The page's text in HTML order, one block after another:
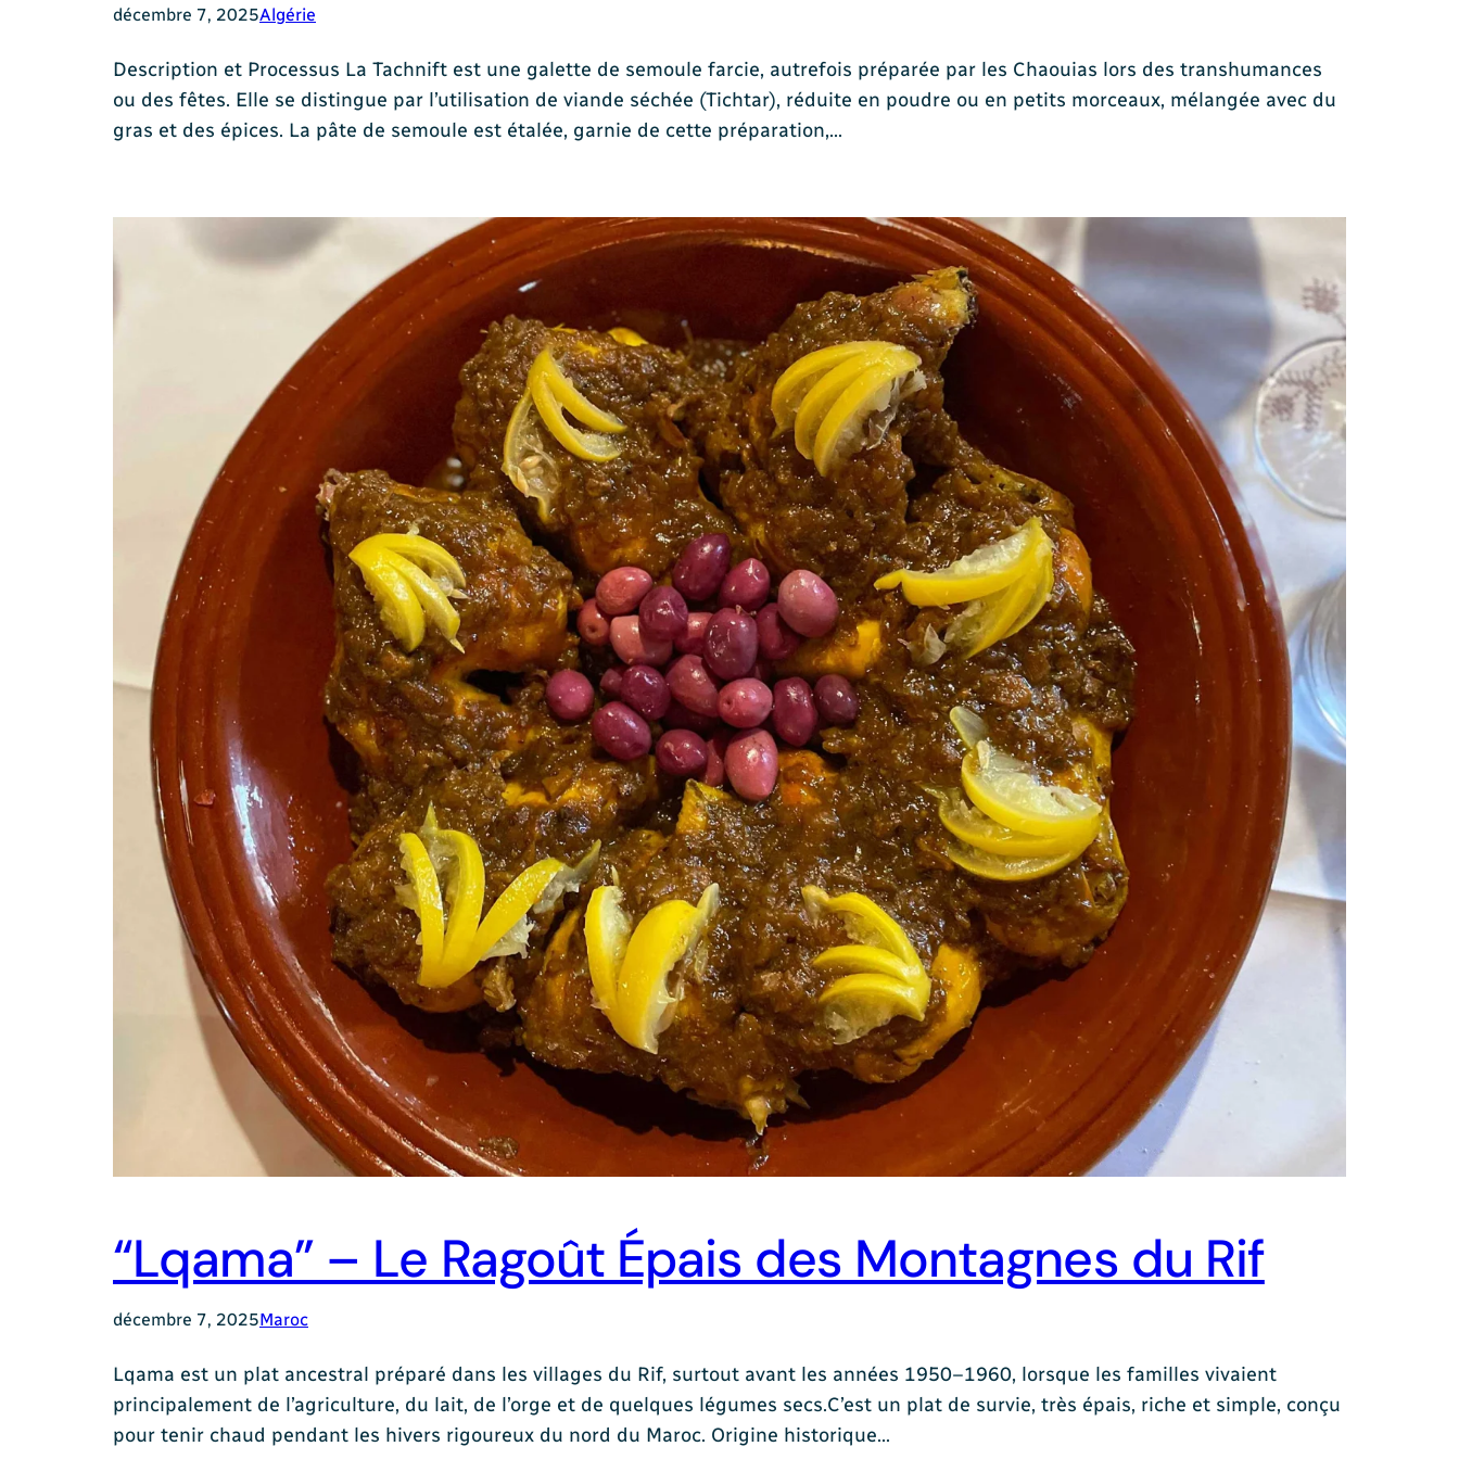
décembre 7, 2025Algérie
Description et Processus La Tachnift est une galette de semoule farcie, autrefois préparée par les Chaouias lors des transhumances
ou des fêtes. Elle se distingue par l’utilisation de viande séchée (Tichtar), réduite en poudre ou en petits morceaux, mélangée avec du
gras et des épices. La pâte de semoule est étalée, garnie de cette préparation,…
“Lqama” – Le Ragoût Épais des Montagnes du Rif
décembre 7, 2025Maroc
Lqama est un plat ancestral préparé dans les villages du Rif, surtout avant les années 1950–1960, lorsque les familles vivaient
principalement de l’agriculture, du lait, de l’orge et de quelques légumes secs.C’est un plat de survie, très épais, riche et simple, conçu
pour tenir chaud pendant les hivers rigoureux du nord du Maroc. Origine historique…